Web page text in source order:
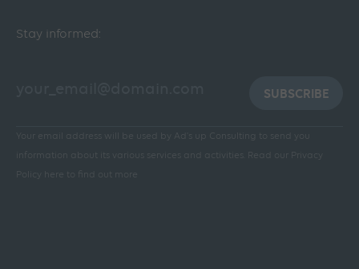
Stay informed:
SUBSCRIBE
Your email address will be used by Ad's up Consulting to send you
information about its various services and activities.
Read our Privacy
Policy here to find out more